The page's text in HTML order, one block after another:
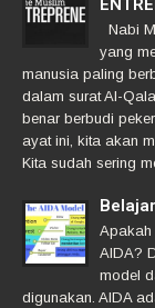
Nabi
yang
manusia paling
dalam surat Al-
benar berbudi
ayat ini, kita akan
Kita sudah sering
Apakah
AIDA?
model
digunakan. AIDA